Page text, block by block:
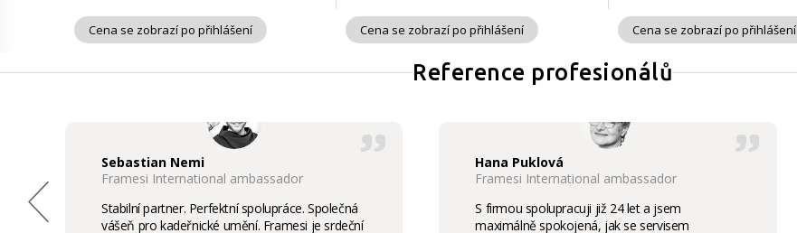
Cena se zobrazí po přihlášení Cena se zobrazí po přihlášení Cena se zobrazí po přihlášení
Reference profesionálů
Sebastian Nemi
Framesi International ambassador
Stabilní partner. Perfektní spolupráce. Společná
vášeň pro kadeřnické umění. Framesi je srdeční
Hana Puklová
Framesi International ambassador
S firmou spolupracuji již 24 let a jsem
maximálně spokojená, jak se servisem